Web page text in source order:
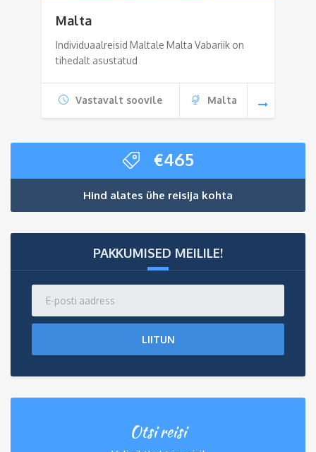
Malta
Individuaalreisid Maltale Malta Vabariik on
tihedalt asustatud
Vastavalt soovile Malta
€465
Hind alates ühe reisija kohta
PAKKUMISED MEILILE!
LIITUN
Otsi reisi